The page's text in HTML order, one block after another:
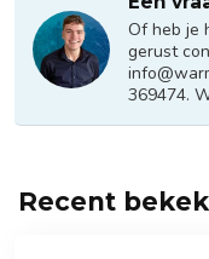
Of heb je
gerust
369474.
Recent